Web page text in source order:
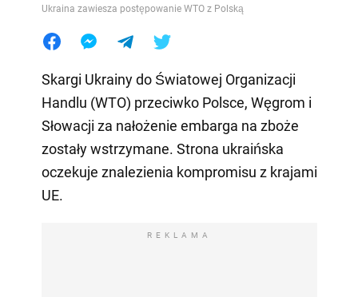
Ukraina zawiesza postępowanie WTO z Polską
Skargi Ukrainy do Światowej Organizacji
Handlu (WTO) przeciwko Polsce, Węgrom i
Słowacji za nałożenie embarga na zboże
zostały wstrzymane. Strona ukraińska
oczekuje znalezienia kompromisu z krajami
UE.
REKLAMA